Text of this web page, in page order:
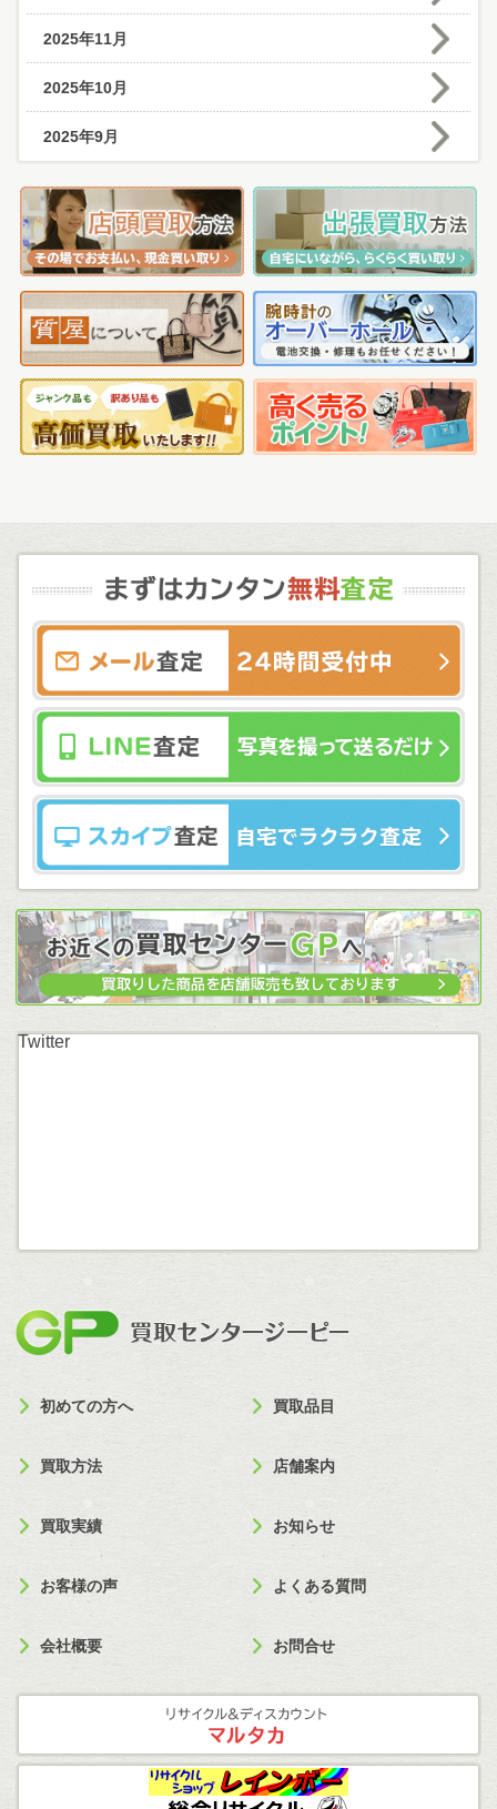
2025年11月
2025年10月
2025年9月
Twitter
初めての方へ 買取品目
買取方法 店舗案内
買取実績 お知らせ
お客様の声 よくある質問
会社概要 お問合せ